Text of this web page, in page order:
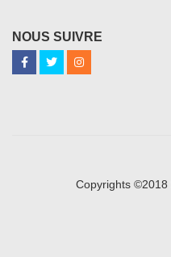
NOUS SUIVRE
Copyrights ©2018